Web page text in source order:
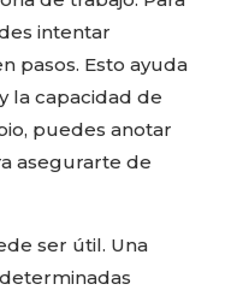
intentar
pasos. Esto ayuda
la capacidad de
puedes anotar
asegurarte de
ser útil. Una